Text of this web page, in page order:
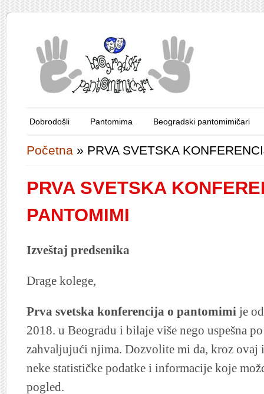
Dobrodošli Pantomima Beogradski pantomimičari
Početna » PRVA SVETSKA
PRVA SVETSKA
PANTOMIMI
Izveštaj predsenika
Drage kolege,
Prva svetska konferencija o pantomimi je
2018. u Beogradu i bilaje više nego uspešna
zahvaljujući njima. Dozvolite mi da, kroz ovaj
neke statističke podatke i informacije koje
pogled.